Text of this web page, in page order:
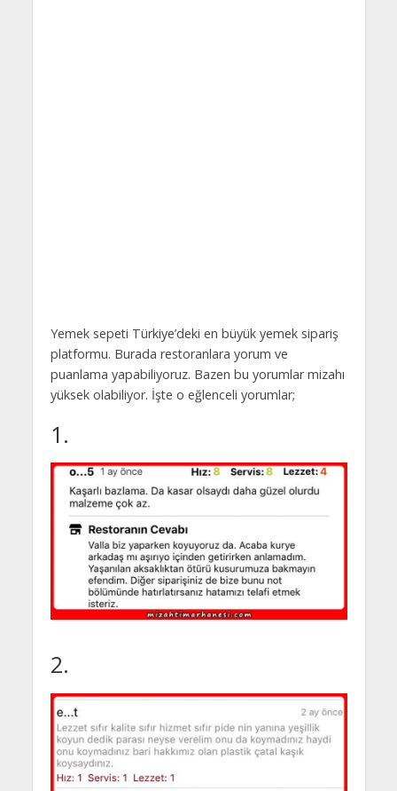
Yemek sepeti Türkiye’deki en büyük yemek sipariş
platformu. Burada restoranlara yorum ve
puanlama yapabiliyoruz. Bazen bu yorumlar mizahı
yüksek olabiliyor. İşte o eğlenceli yorumlar;
1.
2.